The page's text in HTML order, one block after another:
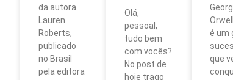
da autora
Lauren
Roberts,
publicado
no Brasil
pela editora
Olá,
pessoal,
tudo bem
com vocês?
No post de
hoje trago
é um
que